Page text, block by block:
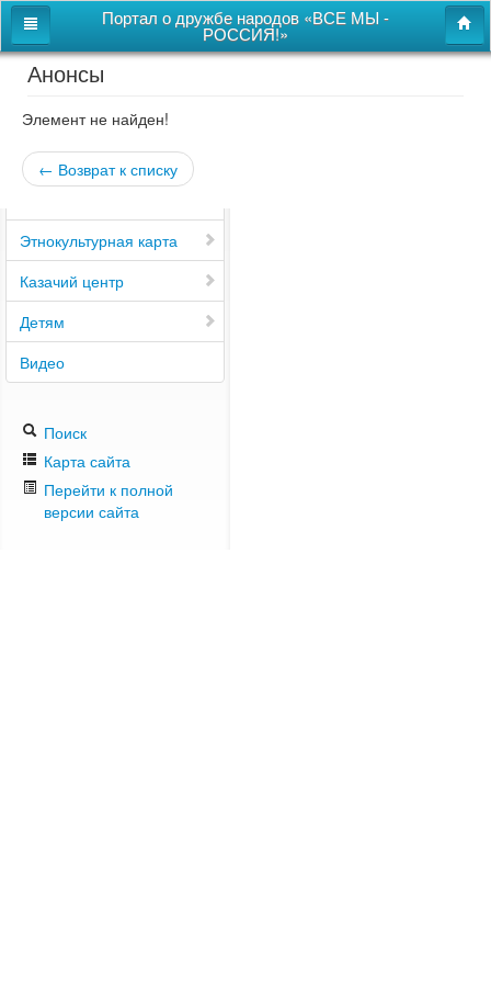
Портал о дружбе народов «ВСЕ МЫ -
РОССИЯ!»
Главная
Дом дружбы народов
Новости
Этнокультурная карта
Казачий центр
Детям
Видео
Поиск
Карта сайта
Перейти к полной
версии сайта
Анонсы
Элемент не найден!
← Возврат к списку